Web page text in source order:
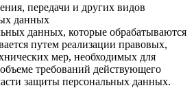
передачи и других видов
данных
данных, которые обрабатываются
путем реализации правовых,
мер, необходимых для
требований действующего
защиты персональных данных.